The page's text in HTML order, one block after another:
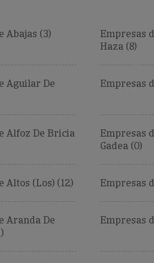
Abajas (3)
Empresas
Haza (8)
Aguilar De
Empresas
Alfoz De Bricia
Empresas
Gadea (0)
Altos (Los) (12) Empresas
Aranda De
Empresas